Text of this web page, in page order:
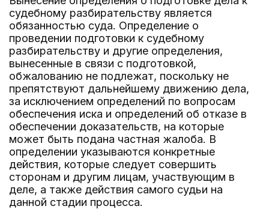
судебному разбирательству является
обязанностью суда. Определение о
проведении подготовки к судебному
разбирательству и другие определения,
вынесенные в связи с подготовкой,
обжалованию не подлежат, поскольку не
препятствуют дальнейшему движению дела,
за исключением определений по вопросам
обеспечения иска и определений об отказе в
обеспечении доказательств, на которые
может быть подана частная жалоба. В
определении указываются конкретные
действия, которые следует совершить
сторонам и другим лицам, участвующим в
деле, а также действия самого судьи на
данной стадии процесса.